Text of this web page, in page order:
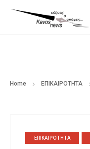
Home ΕΠΙΚΑΙΡΟΤΗΤΑ
ΕΠΙΚΑΙΡΟΤΗΤΑ